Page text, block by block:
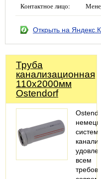
Контактное лицо:
Открыть на
Труба
канализационная
110х2000мм
Ostendorf
система
всем